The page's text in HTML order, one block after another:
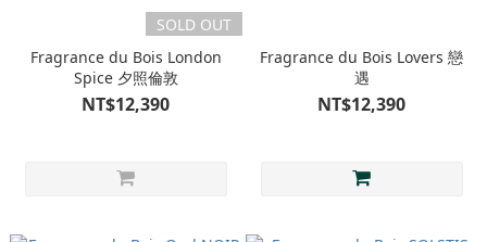
SOLD OUT
Fragrance du Bois London
Spice 夕照倫敦
NT$12,390
Fragrance du Bois Lovers 戀
遇
NT$12,390